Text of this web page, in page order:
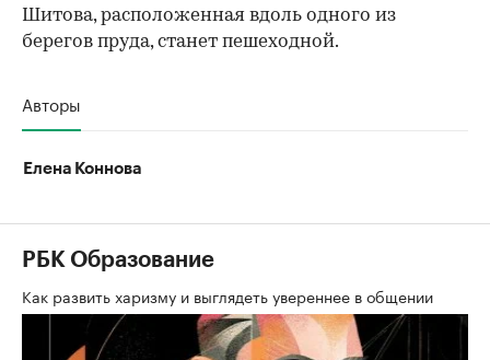
Шитова, расположенная вдоль одного из
берегов пруда, станет пешеходной.
Авторы
Елена Коннова
РБК Образование
Как развить харизму и выглядеть увереннее в общении